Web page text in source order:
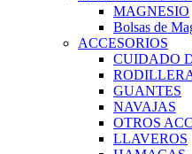
MAGNESIO
Bolsas de
ACCESORIOS
CUIDADO
GUANTES
NAVAJAS
OTROS
LLAVEROS